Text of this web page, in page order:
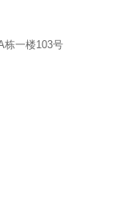
栋一楼103号